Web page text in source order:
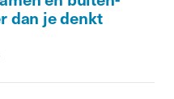
dan je denkt